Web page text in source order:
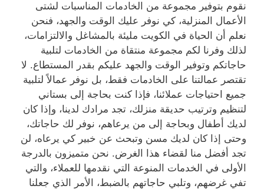
نقوم بتوفير مجموعة من الخادمات المناسبات لشتى
الأعمال المنزلية، كي نوفر عليك الوقت والجهد، فنحن
نعلم أن الحياة في الكويت مليئة بالمشاغل والالتزامات،
لذلك وفرنا لكم مجموعة منتقاة من الخادمات لتلبية
حاجاتكم وتوفير الوقت والجهد عليكم بقدر المستطاع. لا
تقتصر عمالتنا على الخادمات فقط، بل نوفر عمالاً لتلبية
جميع احتياجات عملائنا، فإذا كنت بحاجة إلى بستاني
لتنظيم وترتيب حديقة منزلك، تجد مرادك لدينا، وإذا كان
لديك أطفال وبحاجة إلى من يرعاهم، نوفر لك حاجاتك،
وحتى إذا كان لديك مسن وتبحث عن خبير كي يرعاه، لن
تجد أفضل منا لقضاء هذا الغرض. نحن متميزون بالدرجة
الأولى في الخدمات المنوعة التي نقدمها للعملاء، والتي
تفي غرضهم، وتلبي حاجاتهم بالضبط، الأمر الذي جعلنا